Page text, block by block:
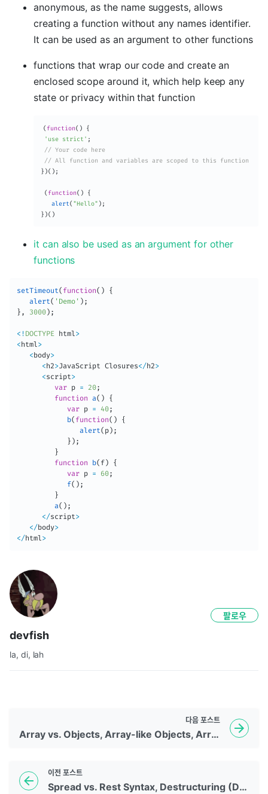
anonymous, as the name suggests, allows
creating a function without any names identifier.
It can be used as an argument to other functions
functions that wrap our code and create an
enclosed scope around it, which help keep any
state or privacy within that function
( function( )
{
'use strict' ;
// Your code here
// All function and variables are scoped to this function
} )( ) ;
( function( )
{
alert( "Hello" ) ;
} )( )
it can also be used as an argument for other
functions
setTimeout( function( )
{
alert( 'Demo' ) ;
} , 3000) ;
< ! DOCTYPE html >
<html >
<body>
<h2>JavaScript Closures</h2>
<script>
var p = 20;
function a( )
{
var p = 40;
b( function( )
{
alert( p) ;
} ) ;
}
function
b( f)
{
var p = 60;
f( ) ;
}
a( ) ;
</script>
</body>
</html >
devfish
la, di, lah
팔로우
이전 포스트
Spread vs. Rest Syntax, Destructuring (D14)
다음 포스트
Array vs. Objects, Array-like Objects, Arrow Function Use (D15)